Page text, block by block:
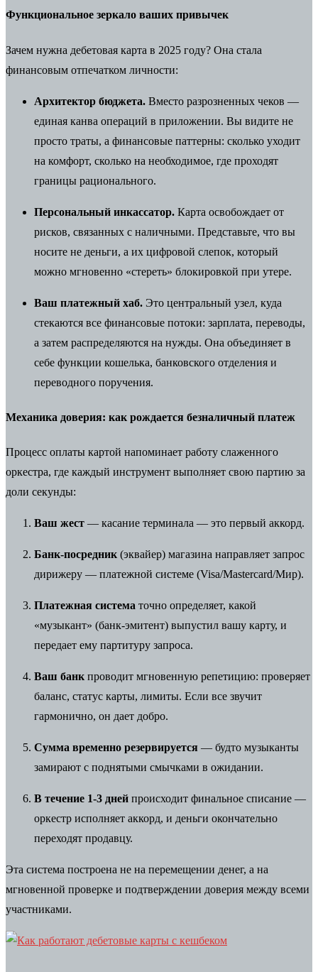
Функциональное зеркало ваших привычек
Зачем нужна дебетовая карта в 2025 году? Она стала
финансовым отпечатком личности:
Архитектор бюджета. Вместо разрозненных чеков —
единая канва операций в приложении. Вы видите не
просто траты, а финансовые паттерны: сколько уходит
на комфорт, сколько на необходимое, где проходят
границы рационального.
Персональный инкассатор. Карта освобождает от
рисков, связанных с наличными. Представьте, что вы
носите не деньги, а их цифровой слепок, который
можно мгновенно «стереть» блокировкой при утере.
Ваш платежный хаб. Это центральный узел, куда
стекаются все финансовые потоки: зарплата, переводы,
а затем распределяются на нужды. Она объединяет в
себе функции кошелька, банковского отделения и
переводного поручения.
Механика доверия: как рождается безналичный платеж
Процесс оплаты картой напоминает работу слаженного
оркестра, где каждый инструмент выполняет свою партию за
доли секунды:
Ваш жест — касание терминала — это первый аккорд.
Банк-посредник (эквайер) магазина направляет запрос
дирижеру — платежной системе (Visa/Mastercard/Мир).
Платежная система точно определяет, какой
«музыкант» (банк-эмитент) выпустил вашу карту, и
передает ему партитуру запроса.
Ваш банк проводит мгновенную репетицию: проверяет
баланс, статус карты, лимиты. Если все звучит
гармонично, он дает добро.
Сумма временно резервируется — будто музыканты
замирают с поднятыми смычками в ожидании.
В течение 1-3 дней происходит финальное списание —
оркестр исполняет аккорд, и деньги окончательно
переходят продавцу.
Эта система построена не на перемещении денег, а на
мгновенной проверке и подтверждении доверия между всеми
участниками.